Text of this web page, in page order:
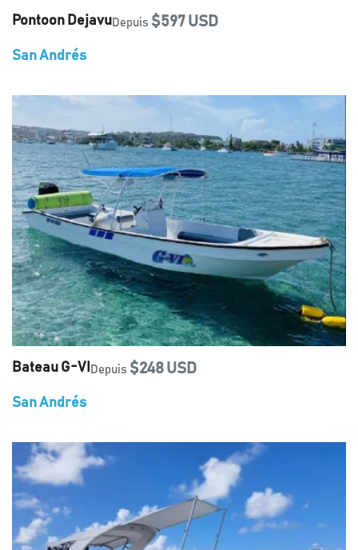
Pontoon DejavuDepuis $597 USD
San Andrés
Bateau G-VI Depuis $248 USD
San Andrés